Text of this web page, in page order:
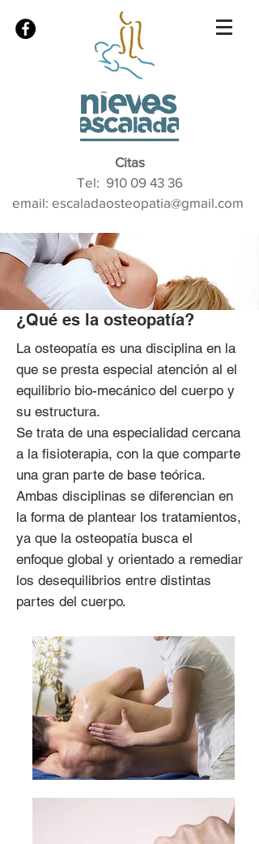
Citas
Tel: 910 09 43 36
email: escaladaosteopatia@gmail.com
¿Qué es la osteopatía?
La osteopatía es una disciplina en la
que se presta especial atención al el
equilibrio bio-mecánico del cuerpo y
su estructura.
Se trata de una especialidad cercana
a la fisioterapia, con la que comparte
una gran parte de base teórica.
Ambas disciplinas se diferencian en
la forma de plantear los tratamientos,
ya que la osteopatía busca el
enfoque global y orientado a remediar
los desequilibrios entre distintas
partes del cuerpo.